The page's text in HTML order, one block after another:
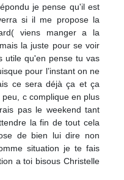
je pense qu'il est
si il me propose la
viens manger a la
la juste pour se voir
utile qu'en pense tu vas
pour l’instant on ne
ce sera déjà ça et ça
c complique en plus
pas le weekend tant
la fin de tout cela
de bien lui dire non
situation je te fais
a toi bisous Christelle